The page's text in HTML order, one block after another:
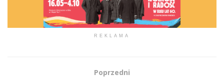
REKLAMA
Poprzedni